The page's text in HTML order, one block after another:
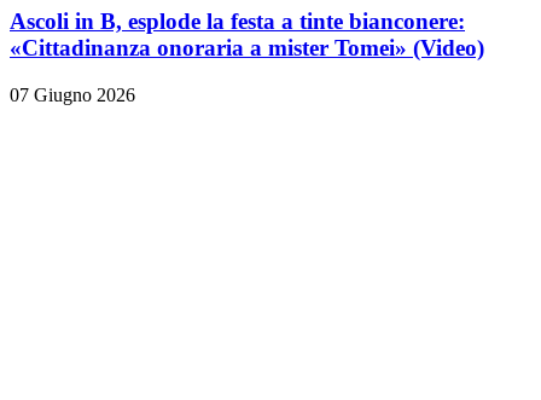
Ascoli in B, esplode la festa a tinte bianconere:
«Cittadinanza onoraria a mister Tomei» (Video)
07 Giugno 2026